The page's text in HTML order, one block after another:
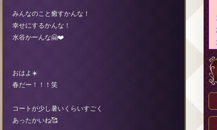
みんなのこと癒すかんな！
幸せにするかんな！
水谷かーんな🤗❤️
おはよ☀️
春だー！！！笑
コートが少し暑いくらいすごく
あったかいね🥰